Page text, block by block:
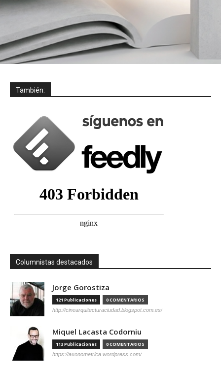
También:
Columnistas destacados
Jorge Gorostiza
121 Publicaciones 0 COMENTARIOS
http://cinearquitecturaciudad.blogspot.com.es/
Miquel Lacasta Codorniu
113 Publicaciones 0 COMENTARIOS
https://axonometrica.wordpress.com/